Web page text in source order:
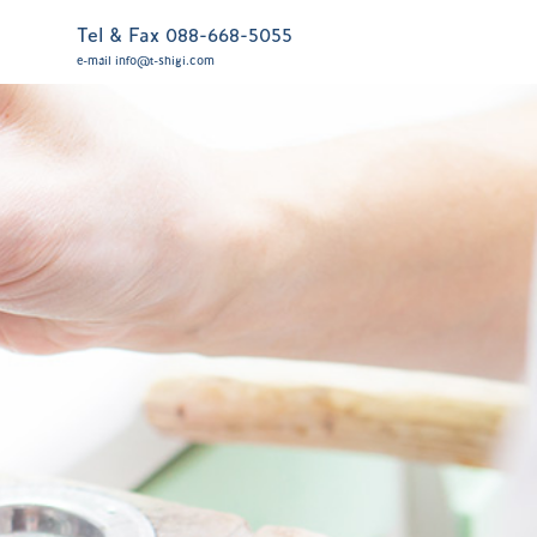
Tel & Fax 088-668-5055
e-mail info@t-shigi.com